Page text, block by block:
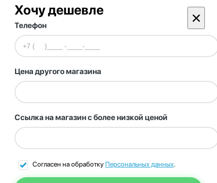
Хочу дешевле ×
Телефон
Цена другого магазина
Ссылка на магазин с более низкой ценой
Согласен на обработку Персональных данных.